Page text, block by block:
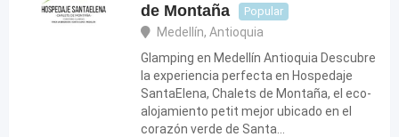
de Montaña
Popular
Medellín, Antioquia
Glamping en Medellín Antioquia Descubre
la experiencia perfecta en Hospedaje
SantaElena, Chalets de Montaña, el eco-
alojamiento petit mejor ubicado en el
corazón verde de Santa…